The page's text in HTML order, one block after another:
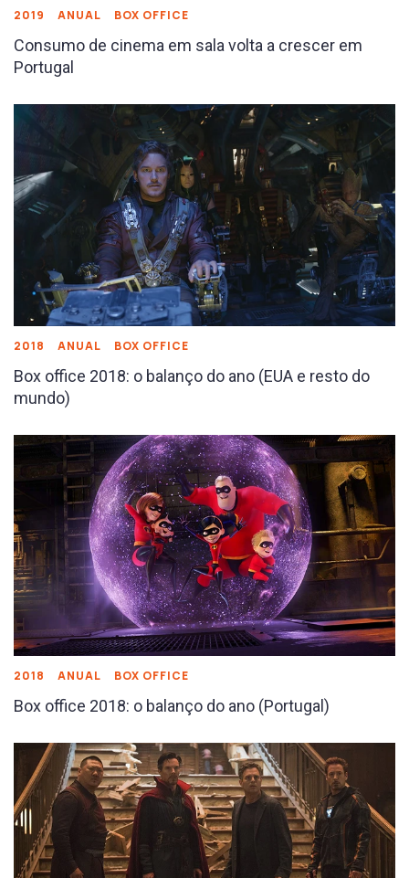
2019 ANUAL BOX OFFICE
Consumo de cinema em sala volta a crescer em
Portugal
2018 ANUAL BOX OFFICE
Box office 2018: o balanço do ano (EUA e resto do
mundo)
2018 ANUAL BOX OFFICE
Box office 2018: o balanço do ano (Portugal)